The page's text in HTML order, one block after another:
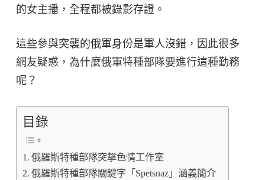
的女主播，全程都被錄影存證。
這些參與突襲的俄軍身份是軍人沒錯，因此很多
網友疑惑，為什麼俄軍特種部隊要進行這種勤務
呢？
目錄
俄羅斯特種部隊突擊色情工作室
俄羅斯特種部隊關鍵字「Spetsnaz」涵義簡介